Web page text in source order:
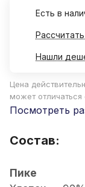
Есть в
Нашли
Цена
может отличаться
Посмотреть
Состав:
Пике